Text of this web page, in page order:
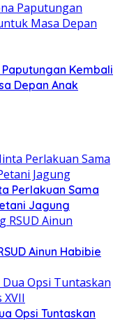
Paputungan Kembali
Depan Anak
Perlakuan Sama
Jagung
Ainun Habibie
Opsi Tuntaskan